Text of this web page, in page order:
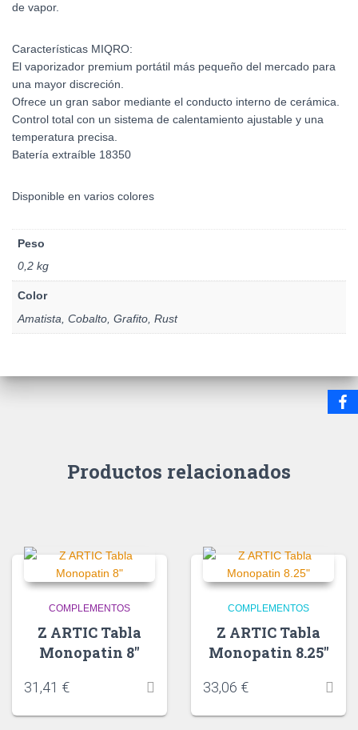
de vapor.
Características MIQRO:
El vaporizador premium portátil más pequeño del mercado para
una mayor discreción.
Ofrece un gran sabor mediante el conducto interno de cerámica.
Control total con un sistema de calentamiento ajustable y una
temperatura precisa.
Batería extraíble 18350
Disponible en varios colores
Peso
0,2 kg
Color
Amatista, Cobalto, Grafito, Rust
Productos relacionados
COMPLEMENTOS
Z ARTIC Tabla
Monopatin 8″
31,41 €
COMPLEMENTOS
Z ARTIC Tabla
Monopatin 8.25″
33,06 €